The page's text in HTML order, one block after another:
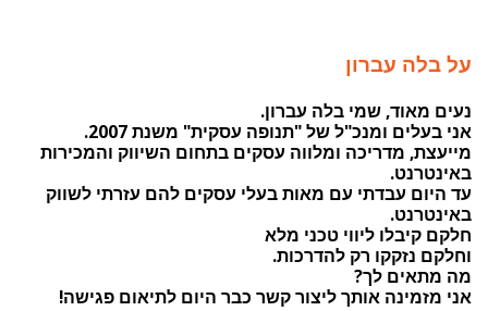
על בלה עברון
נעים מאוד, שמי בלה עברון.
אני בעלים ומנכ"ל של "תנופה עסקית" משנת 2007.
מייעצת, מדריכה ומלווה עסקים בתחום השיווק והמכירות
באינטרנט.
עד היום עבדתי עם מאות בעלי עסקים להם עזרתי לשווק
באינטרנט.
חלקם קיבלו ליווי טכני מלא
וחלקם נזקקו רק להדרכות.
מה מתאים לך?
אני מזמינה אותך ליצור קשר כבר היום לתיאום פגישה!